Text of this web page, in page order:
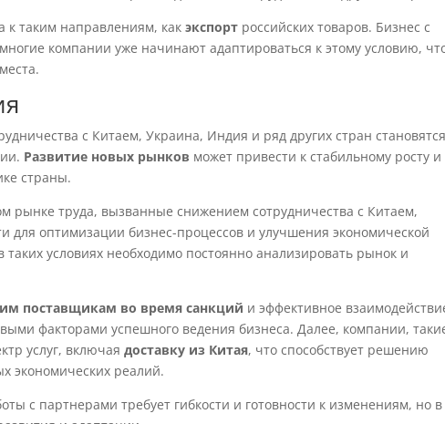
к таким направлениям, какэкспорт российских товаров. Бизнес с
компании уже начинают адаптироваться к этому условию,
с Китаем, Украина, Индия и ряд других стран становятся
Развитие новых рынков может привести к стабильному росту и
страны.
рынке труда, вызванные снижением сотрудничества с Китаем,
для оптимизации бизнес-процессов и улучшения экономической
условиях необходимо постоянно анализировать рынок и
поставщикам во время санкций и эффективное
факторами успешного ведения бизнеса. Далее, компании,
услуг, включаядоставку из Китая, что способствует решению
экономических реалий.
с партнерами требует гибкости и готовности к изменениям, но в